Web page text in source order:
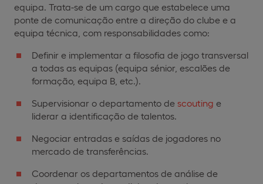
equipa. Trata-se de um cargo que estabelece uma
ponte de comunicação entre a direção do clube e a
equipa técnica, com responsabilidades como:
Definir e implementar a filosofia de jogo transversal
a todas as equipas (equipa sénior, escalões de
formação, equipa B, etc.).
Supervisionar o departamento de scouting e
liderar a identificação de talentos.
Negociar entradas e saídas de jogadores no
mercado de transferências.
Coordenar os departamentos de análise de